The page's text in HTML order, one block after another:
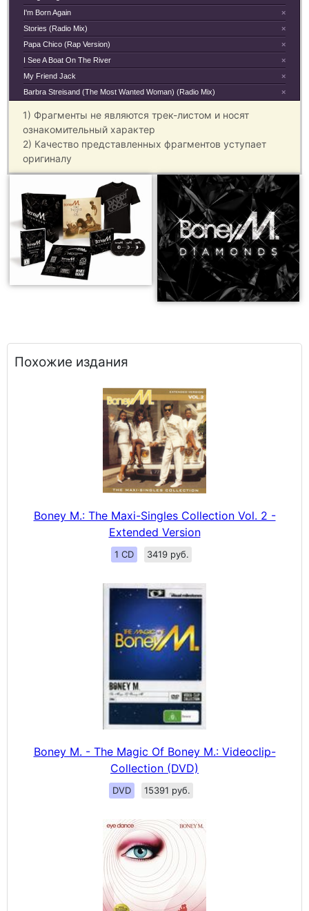
×
I'm Born Again
×
Stories (Radio Mix)
×
Papa Chico (Rap Version)
×
I See A Boat On The River
×
My Friend Jack
×
Barbra Streisand (The Most Wanted Woman) (Radio Mix)
1) Фрагменты не являются трек-листом и носят
ознакомительный характер
2) Качество представленных фрагментов уступает
оригиналу
Похожие издания
Boney M.: The Maxi-Singles Collection Vol. 2 -
Extended Version
1 CD 3419 руб.
Boney M. - The Magic Of Boney M.: Videoclip-
Collection (DVD)
DVD 15391 руб.